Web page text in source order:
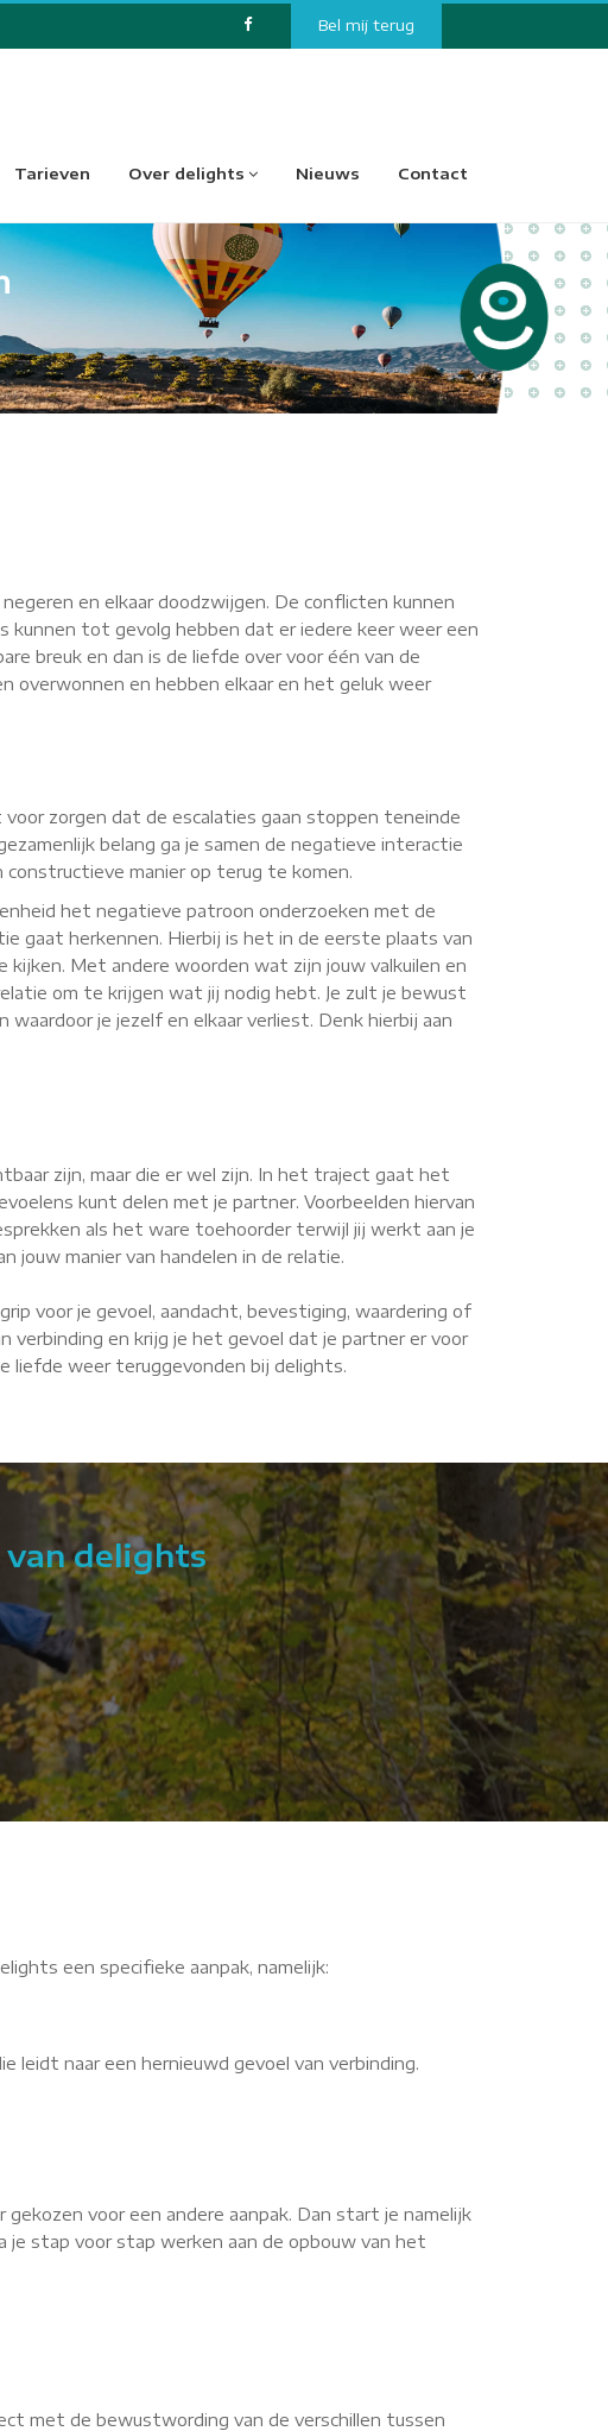
Bel mij terug
Tarieven Over delights Nieuws Contact
en elkaar doodzwijgen. De conflicten kunnen
kunnen tot gevolg hebben dat er iedere keer weer een
breuk en dan is de liefde over voor één van de
overwonnen en hebben elkaar en het geluk weer
zorgen dat de escalaties gaan stoppen teneinde
belang ga je samen de negatieve interactie
manier op terug te komen.
het negatieve patroon onderzoeken met de
gaat herkennen. Hierbij is het in de eerste plaats van
kijken. Met andere woorden wat zijn jouw valkuilen en
om te krijgen wat jij nodig hebt. Je zult je bewust
je jezelf en elkaar verliest. Denk hierbij aan
zijn, maar die er wel zijn. In het traject gaat het
kunt delen met je partner. Voorbeelden hiervan
als het ware toehoorder terwijl jij werkt aan je
jouw manier van handelen in de relatie.
voor je gevoel, aandacht, bevestiging, waardering of
verbinding en krijg je het gevoel dat je partner er voor
liefde weer teruggevonden bij delights.
delights
een specifieke aanpak, namelijk:
leidt naar een hernieuwd gevoel van verbinding.
voor een andere aanpak. Dan start je namelijk
je stap voor stap werken aan de opbouw van het
met de bewustwording van de verschillen tussen